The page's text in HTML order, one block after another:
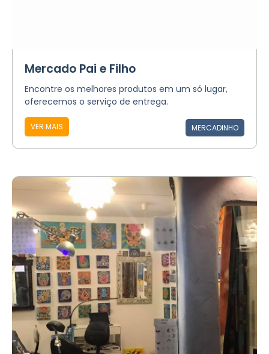
Mercado Pai e Filho
Encontre os melhores produtos em um só lugar,
oferecemos o serviço de entrega.
VER MAIS MERCADINHO